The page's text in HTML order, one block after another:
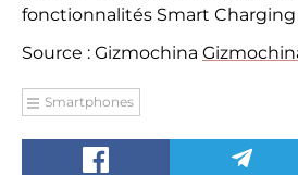
fonctionnalités Smart
Source : Gizmochina
Smartphones